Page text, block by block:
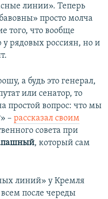
линии». Теперь
просто молча
того, что вообще
у рядовых россиян, но и
а будь это генерал,
или сенатор, то
простой вопрос: что мы
– рассказал своим
совета при
, который сам
линий» у Кремля
после череды